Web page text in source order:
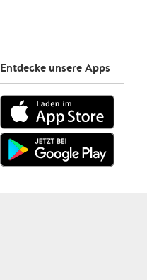
Entdecke unsere Apps